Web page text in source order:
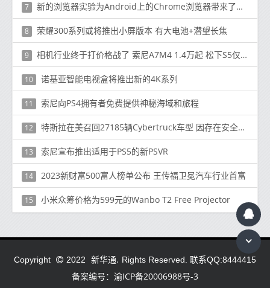
7 新的浏览器实验为Android上的Chrome浏览器带来了Google Reader的最佳功能
8 荣耀300系列或将推出小屏版本 有大电池+潜望长焦
9 相机行业终于打价格战了 索尼A7M4 1.4万起 松下S5仅7千
10 诺基亚智能电视盒将推出新的4K系列
11 索尼向PS4拥有者免费提供神秘海域和旅程
12 特斯拉在美召回27185辆Cybertruck车型 因存在安全隐患
13 索尼宣布推出适用于PS5的新PSVR
14 2023新财富500富人榜单公布 王传福卫冕汽车行业首富
15 小米众筹价格为599元的Wanbo T2 Free Projector
Copyright 2022 新华通. Rights Reserved. 联系QQ:8444415
备案编号：渝ICP备20006988号-3